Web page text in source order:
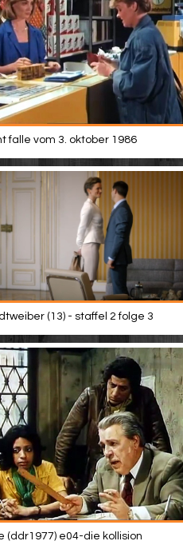
falle vom 3. oktober 1986
(13) - staffel 2 folge 3
(ddr1977) e04-die kollision